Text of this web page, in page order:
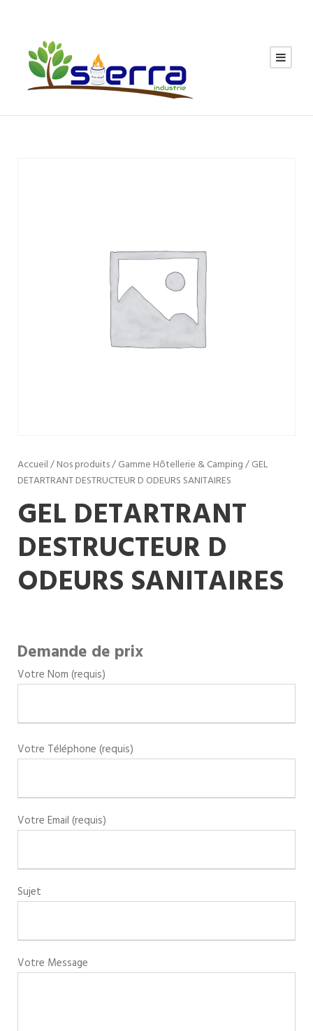
Accueil/Nos produits/Gamme Hôtellerie & Camping/ GEL
DETARTRANT DESTRUCTEUR D ODEURS SANITAIRES
GEL DETARTRANT
DESTRUCTEUR D
ODEURS SANITAIRES
Demande de prix
Votre Nom (requis)
Votre Téléphone (requis)
Votre Email (requis)
Sujet
Votre Message